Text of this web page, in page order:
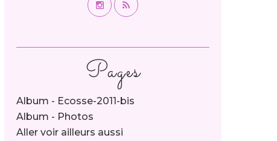
Pages
Album - Ecosse-2011-bis
Album - Photos
Aller voir ailleurs aussi